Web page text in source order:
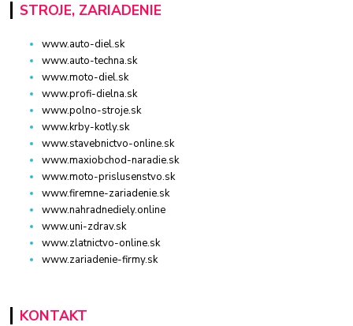
STROJE, ZARIADENIE
www.auto-diel.sk
www.auto-techna.sk
www.moto-diel.sk
www.profi-dielna.sk
www.polno-stroje.sk
www.krby-kotly.sk
www.stavebnictvo-online.sk
www.maxiobchod-naradie.sk
www.moto-prislusenstvo.sk
www.firemne-zariadenie.sk
www.nahradnediely.online
www.uni-zdrav.sk
www.zlatnictvo-online.sk
www.zariadenie-firmy.sk
KONTAKT